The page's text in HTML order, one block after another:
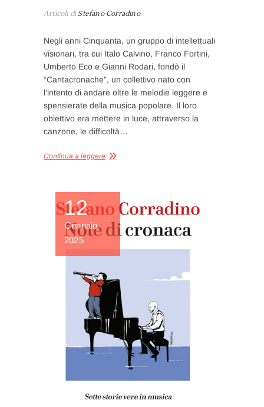
Articoli diStefano Corradino
Negli anni Cinquanta, un gruppo di intellettuali
visionari, tra cui Italo Calvino, Franco Fortini,
Umberto Eco e Gianni Rodari, fondò il
“Cantacronache”, un collettivo nato con
l’intento di andare oltre le melodie leggere e
spensierate della musica popolare. Il loro
obiettivo era mettere in luce, attraverso la
canzone, le difficoltà…
Continua a leggere
12
Gennaio
2025